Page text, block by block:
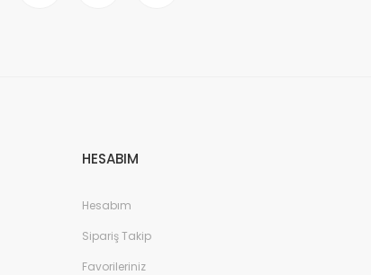
HESABIM
Hesabım
Sipariş Takip
Favorileriniz